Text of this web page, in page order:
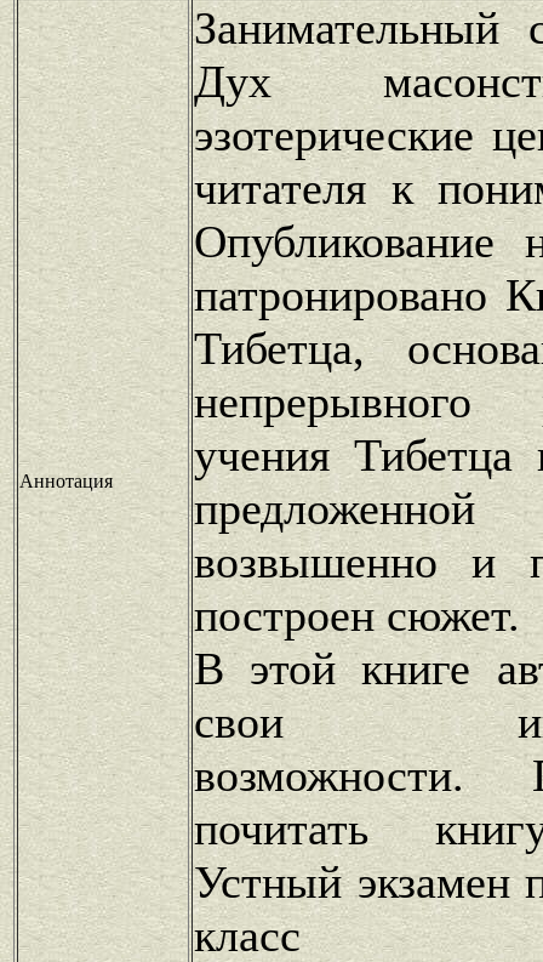
Аннотация
Дух
эзотерические
читателя к
Опубликование
патронировано
Тибетца,
непрерывного
учения
возвышенно и
построен сюжет.
В этой книге
свои
возможности.
почитать
Устный экзамен
класс